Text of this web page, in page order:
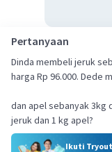
Pertanyaan
Dinda membeli jeruk
harga Rp 96.000. Dede
dan apel sebanyak 3kg
jeruk dan 1 kg apel?
Ikuti Tryout